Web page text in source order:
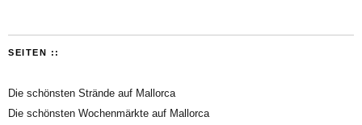
SEITEN ::
Die schönsten Strände auf Mallorca
Die schönsten Wochenmärkte auf Mallorca